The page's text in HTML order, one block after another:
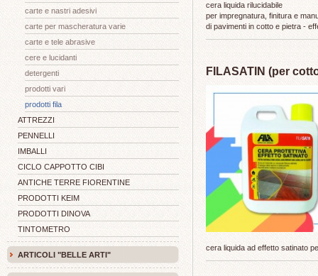
carte e nastri adesivi
carte per mascheratura varie
carte e tele abrasive
cere e lucidanti
detergenti
prodotti vari
prodotti fila
ATTREZZI
PENNELLI
IMBALLI
CICLO CAPPOTTO CIBI
ANTICHE TERRE FIORENTINE
PRODOTTI KEIM
PRODOTTI DINOVA
TINTOMETRO
ARTICOLI "BELLE ARTI"
cera liquida rilucidabile
per impregnatura, finitura e
di pavimenti in cotto e pietra -
FILASATIN (per
cera liquida ad effetto satinato